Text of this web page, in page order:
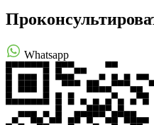
Whatsapp